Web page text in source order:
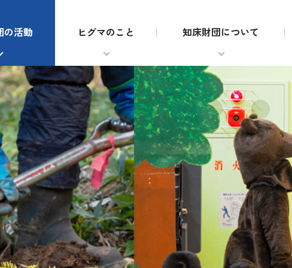
の活動 ヒグマのこと 知床財団について